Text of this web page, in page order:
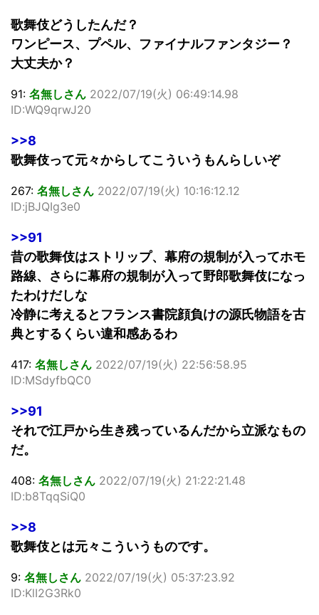
歌舞伎どうしたんだ？
ワンピース、プペル、ファイナルファンタジー？
大丈夫か？
91: 名無しさん 2022/07/19(火) 06:49:14.98
ID:WQ9qrwJ20
>>8
歌舞伎って元々からしてこういうもんらしいぞ
267: 名無しさん 2022/07/19(火) 10:16:12.12
ID:jBJQIg3e0
>>91
昔の歌舞伎はストリップ、幕府の規制が入ってホモ
路線、さらに幕府の規制が入って野郎歌舞伎になっ
たわけだしな
冷静に考えるとフランス書院顔負けの源氏物語を古
典とするくらい違和感あるわ
417: 名無しさん 2022/07/19(火) 22:56:58.95
ID:MSdyfbQC0
>>91
それで江戸から生き残っているんだから立派なもの
だ。
408: 名無しさん 2022/07/19(火) 21:22:21.48
ID:b8TqqSiQ0
>>8
歌舞伎とは元々こういうものです。
9: 名無しさん 2022/07/19(火) 05:37:23.92
ID:KlI2G3Rk0